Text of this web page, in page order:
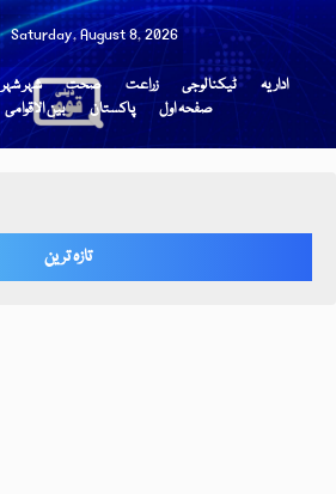
Saturday, August 8, 2026
شہر شہر صحت زراعت ٹیکنالوجی
اداریہ
بین الاقوامی پاکستان صفحہ اول
تازہ ترین